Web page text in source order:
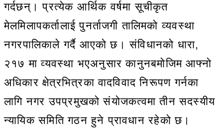
गर्दछन्। प्रत्येक आर्थिक वर्षमा सूचीकृत
मेलमिलापकर्तालाई पुनर्ताजगी तालिमको व्यवस्था
नगरपालिकाले गर्दै आएको छ। संविधानको धारा,
२१७ मा व्यवस्था भएअनुसार कानुनबमोजिम आफ्नो
अधिकार क्षेत्रभित्रका वादविवाद निरूपण गर्नका
लागि नगर उपप्रमुखको संयोजकत्वमा तीन सदस्यीय
न्यायिक समिति गठन हुने प्रावधान रहेको छ।